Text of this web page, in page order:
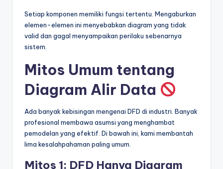
Setiap komponen memiliki fungsi tertentu. Mengaburkan
elemen-elemen ini menyebabkan diagram yang tidak
valid dan gagal menyampaikan perilaku sebenarnya
sistem.
Mitos Umum tentang
Diagram Alir Data
Ada banyak kebisingan mengenai DFD di industri. Banyak
profesional membawa asumsi yang menghambat
pemodelan yang efektif. Di bawah ini, kami membantah
lima kesalahpahaman paling umum.
Mitos 1: DFD Hanya Diagram